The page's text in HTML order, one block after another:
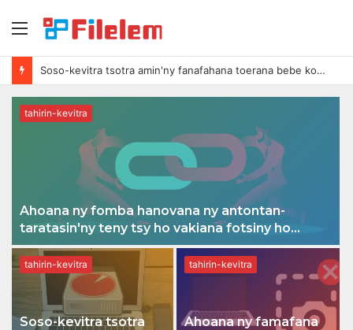
sakafo
Ahoana ny famafana ny pikantsary amin'ny Mac
tahirin-kevitra
Ahoana ny fomba hanovana ny antontan-
taratasin'ny teny tsy ho vakiana fotsiny ho
mahazatra
tahirin-kevitra
Soso-kevitra tsotra
tahirin-kevitra
Ahoana ny famafana